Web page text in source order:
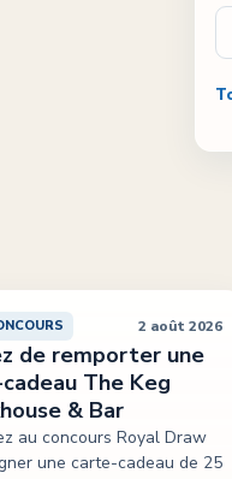
2 août 2026
de remporter une
The Keg
& Bar
au concours Royal Draw
une carte-cadeau de 25